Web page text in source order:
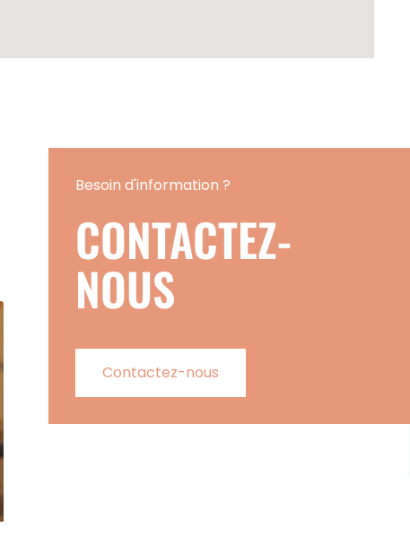
Besoin d'information ?
CONTACTEZ-
NOUS
Contactez-nous